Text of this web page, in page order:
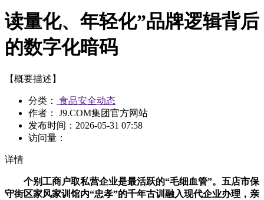
读量化、年轻化”品牌逻辑背后
的数字化暗码
【概要描述】
分类：
食品安全动态
作者： J9.COM集团官方网站
发布时间： 2026-05-31 07:58
访问量：
详情
个别工商户取私营企业是最活跃的“毛细血管”。五店市保
守街区家风家训馆内“忠孝”的千年古训融入现代企业办理，亲